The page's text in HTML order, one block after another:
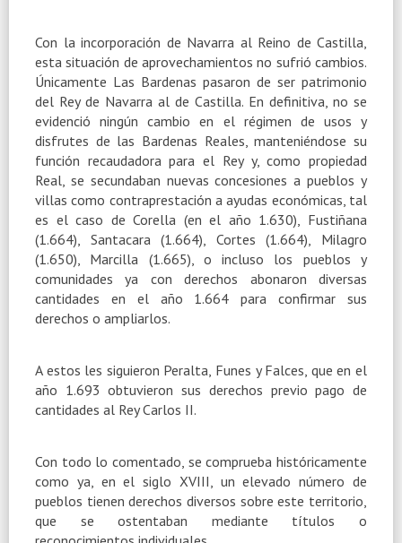
Con la incorporación de Navarra al Reino de Castilla,
esta situación de aprovechamientos no sufrió cambios.
Únicamente Las Bardenas pasaron de ser patrimonio
del Rey de Navarra al de Castilla. En definitiva, no se
evidenció ningún cambio en el régimen de usos y
disfrutes de las Bardenas Reales, manteniéndose su
función recaudadora para el Rey y, como propiedad
Real, se secundaban nuevas concesiones a pueblos y
villas como contraprestación a ayudas económicas, tal
es el caso de Corella (en el año 1.630), Fustiñana
(1.664), Santacara (1.664), Cortes (1.664), Milagro
(1.650), Marcilla (1.665), o incluso los pueblos y
comunidades ya con derechos abonaron diversas
cantidades en el año 1.664 para confirmar sus
derechos o ampliarlos.
A estos les siguieron Peralta, Funes y Falces, que en el
año 1.693 obtuvieron sus derechos previo pago de
cantidades al Rey Carlos II.
Con todo lo comentado, se comprueba históricamente
como ya, en el siglo XVIII, un elevado número de
pueblos tienen derechos diversos sobre este territorio,
que se ostentaban mediante títulos o